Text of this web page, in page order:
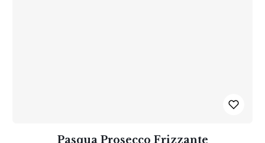
Pasqua Prosecco Frizzante